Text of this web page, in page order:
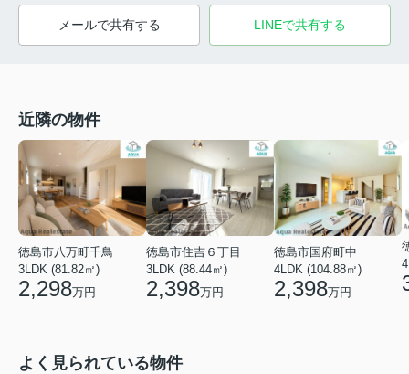
メールで共有する LINEで共有する
近隣の物件
徳島市八万町千鳥
3LDK (81.82㎡)
2,298万円
徳島市住吉６丁目
3LDK (88.44㎡)
2,398万円
徳島市国府町中
4LDK (104.88㎡)
2,398万円
よく見られている物件